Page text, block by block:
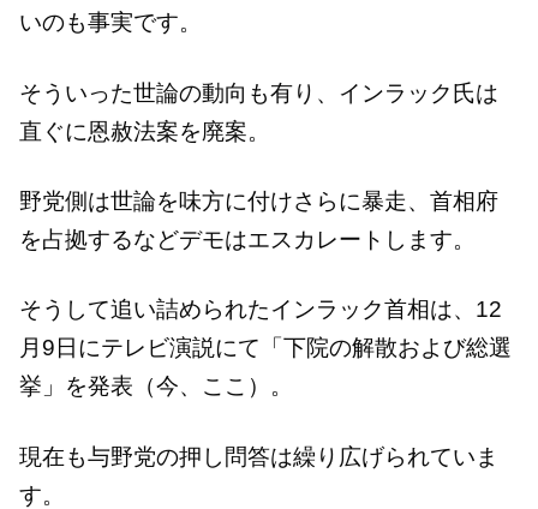
いのも事実です。
そういった世論の動向も有り、インラック氏は
直ぐに恩赦法案を廃案。
野党側は世論を味方に付けさらに暴走、首相府
を占拠するなどデモはエスカレートします。
そうして追い詰められたインラック首相は、12
月9日にテレビ演説にて「下院の解散および総選
挙」を発表（今、ここ）。
現在も与野党の押し問答は繰り広げられていま
す。